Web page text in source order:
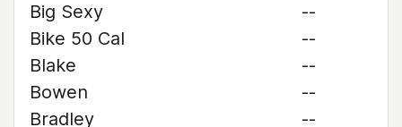
Big Sexy
--
Bike 50 Cal
--
Blake
--
Bowen
--
Bradley
--